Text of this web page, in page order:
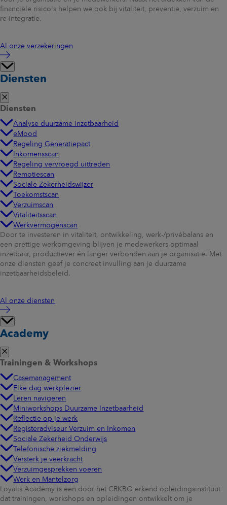
financiële risico's helpen we ook bij vitaliteit, preventie, verzuim en
re-integratie.
Al onze verzekeringen
Diensten
Diensten
Analyse duurzame inzetbaarheid
eMood
Regeling Generatiepact
Inkomensscan
Regeling vervroegd uittreden
Remotiescan
Sociale Zekerheidswijzer
Toekomstscan
Verzuimscan
Vitaliteitsscan
Werkvermogenscan
Door te investeren in vitaliteit, ontwikkeling, werk-/privébalans en
een prettige werkomgeving blijven je medewerkers optimaal
inzetbaar, productiever én langer verbonden aan je organisatie. Met
onze diensten geef je concreet invulling aan je duurzame
inzetbaarheidsbeleid.
Al onze diensten
Academy
Trainingen & Workshops
Casemanagement
Elke dag werkplezier
Leren navigeren
Miniworkshops Duurzame Inzetbaarheid
Reflectie op je werk
Registeradviseur Verzuim en Inkomen
Sociale Zekerheid Onderwijs
Telefonische ziekmelding
Versterk je veerkracht
Verzuimgesprekken voeren
Werk en Mantelzorg
Loyalis Academy is een door het CRKBO erkend opleidingsinstituut
dat trainingen, workshops en opleidingen ontwikkelt om je